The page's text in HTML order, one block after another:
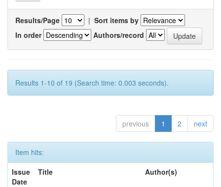
Results/Page | Sort items by
In order
Authors/record
Results 1-10 of 19 (Search time: 0.003 seconds).
previous 1 2 next
Item hits:
Issue
Date
Title Author(s)